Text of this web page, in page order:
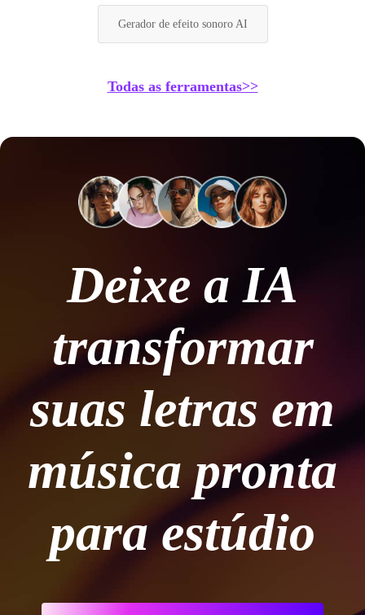
Gerador de efeito sonoro AI
Todas as ferramentas>>
Deixe a IA
transformar
suas letras em
música pronta
para estúdio